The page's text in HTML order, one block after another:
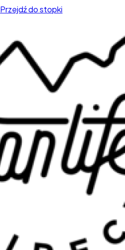
Przejdź do stopki